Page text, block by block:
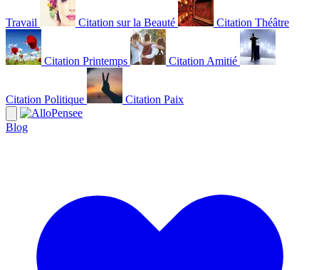
Travail Citation sur la Beauté Citation Théâtre
Citation Printemps Citation Amitié
Citation Politique Citation Paix
Blog